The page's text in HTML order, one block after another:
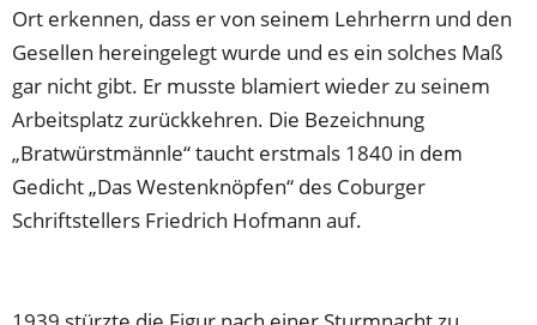
Ort erkennen, dass er von seinem Lehrherrn und den
Gesellen hereingelegt wurde und es ein solches Maß
gar nicht gibt. Er musste blamiert wieder zu seinem
Arbeitsplatz zurückkehren. Die Bezeichnung
„Bratwürstmännle“ taucht erstmals 1840 in dem
Gedicht „Das Westenknöpfen“ des Coburger
Schriftstellers Friedrich Hofmann auf.